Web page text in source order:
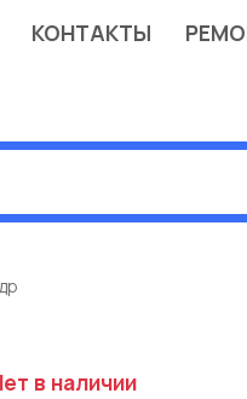
КОНТАКТЫ
в наличии